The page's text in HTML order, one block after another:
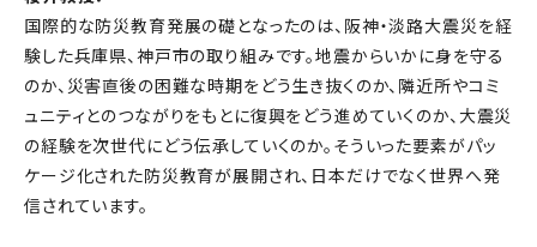
国際的な防災教育発展の礎となったのは、阪神・淡路大震災を経
験した兵庫県、神戸市の取り組みです。地震からいかに身を守る
のか、災害直後の困難な時期をどう生き抜くのか、隣近所やコミ
ュニティとのつながりをもとに復興をどう進めていくのか、大震災
の経験を次世代にどう伝承していくのか。そういった要素がパッ
ケージ化された防災教育が展開され、日本だけでなく世界へ発
信されています。